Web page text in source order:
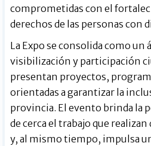
comprometidas con el
derechos de las personas con
La Expo se consolida como
visibilización y participación
presentan proyectos,
orientadas a garantizar la
provincia. El evento brinda la
de cerca el trabajo que
y, al mismo tiempo, impulsa